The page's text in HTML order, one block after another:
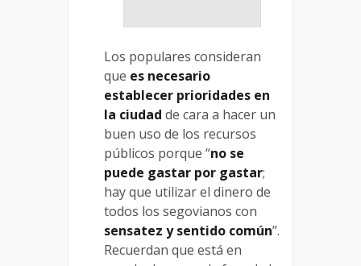
Los populares consideran
que es necesario
establecer prioridades en
la ciudad de cara a hacer un
buen uso de los recursos
públicos porque “no se
puede gastar por gastar;
hay que utilizar el dinero de
todos los segovianos con
sensatez y sentido común”.
Recuerdan que está en